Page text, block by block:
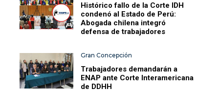
Histórico fallo de la Corte IDH
condenó al Estado de Perú:
Abogada chilena integró
defensa de trabajadores
Gran Concepción
Trabajadores demandarán a
ENAP ante Corte Interamericana
de DDHH